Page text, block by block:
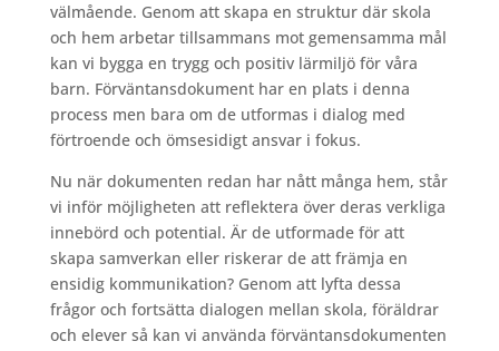
välmående. Genom att skapa en struktur där skola
och hem arbetar tillsammans mot gemensamma mål
kan vi bygga en trygg och positiv lärmiljö för våra
barn. Förväntansdokument har en plats i denna
process men bara om de utformas i dialog med
förtroende och ömsesidigt ansvar i fokus.
Nu när dokumenten redan har nått många hem, står
vi inför möjligheten att reflektera över deras verkliga
innebörd och potential. Är de utformade för att
skapa samverkan eller riskerar de att främja en
ensidig kommunikation? Genom att lyfta dessa
frågor och fortsätta dialogen mellan skola, föräldrar
och elever så kan vi använda förväntansdokumenten